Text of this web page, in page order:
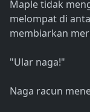
Maple tidak
melompat di
membiarkan
"Ular naga!"
Naga racun